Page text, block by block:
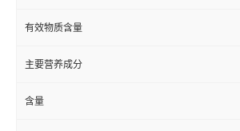
有效物质含量
主要营养成分
含量